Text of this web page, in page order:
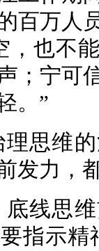
百万人
，也不
；宁可
。”
理思维
发力，
线思
指示精